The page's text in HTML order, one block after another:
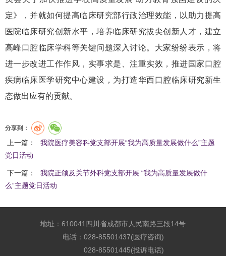
定》，并就如何提高临床研究部行政治理效能，以助力提高
医院临床研究创新水平，培养临床研究拔尖创新人才，建立
高峰口腔临床学科等关键问题深入讨论。大家纷纷表示，将
进一步改进工作作风，实事求是、注重实效，推进国家口腔
疾病临床医学研究中心建设，为打造华西口腔临床研究新生
态做出应有的贡献。
分享到：
上一篇：
我院医疗美容科党支部开展“我为高质量发展做什么”主题
党日活动
下一篇：
我院正颌及关节外科党支部开展 “我为高质量发展做什
么”主题党日活动
地址：610041四川省成都市人民南路三段14号
电话：028-85501437(医疗咨询)
028-85501445(投诉电话)